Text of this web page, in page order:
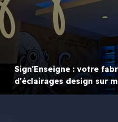
Sign'Enseigne : votre
d'éclairages design sur